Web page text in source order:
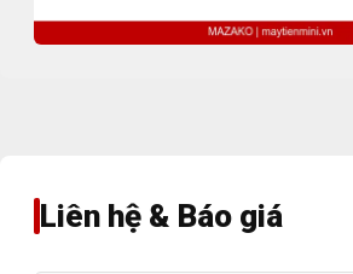
Liên hệ & Báo giá